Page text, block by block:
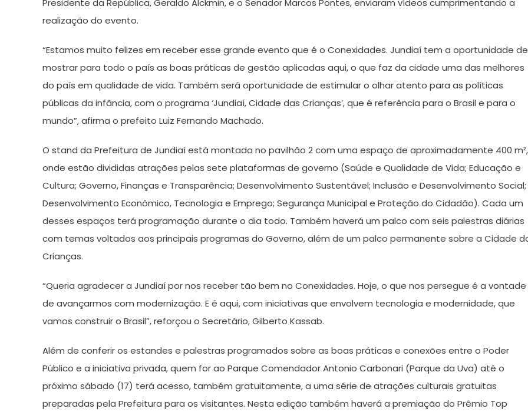
Presidente da República, Geraldo Alckmin, e o Senador Marcos Pontes, enviaram vídeos cumprimentando a
realização do evento.
“Estamos muito felizes em receber esse grande evento que é o Conexidades. Jundiaí tem a oportunidade de
mostrar para todo o país as boas práticas de gestão aplicadas aqui, o que faz da cidade uma das melhores
do país em qualidade de vida. Também será oportunidade de estimular o olhar atento para as políticas
públicas da infância, com o programa ‘Jundiaí, Cidade das Crianças’, que é referência para o Brasil e para o
mundo”, afirma o prefeito Luiz Fernando Machado.
O stand da Prefeitura de Jundiaí está montado no pavilhão 2 com uma espaço de aproximadamente 400 m²,
onde estão divididas atrações pelas sete plataformas de governo (Saúde e Qualidade de Vida; Educação e
Cultura; Governo, Finanças e Transparência; Desenvolvimento Sustentável; Inclusão e Desenvolvimento Social;
Desenvolvimento Econômico, Tecnologia e Emprego; Segurança Municipal e Proteção do Cidadão). Cada um
desses espaços terá programação durante o dia todo. Também haverá um palco com seis palestras diárias
com temas voltados aos principais programas do Governo, além de um palco permanente sobre a Cidade
Crianças.
“Queria agradecer a Jundiaí por nos receber tão bem no Conexidades. Hoje, o que nos persegue é a vontade
de avançarmos com modernização. E é aqui, com iniciativas que envolvem tecnologia e modernidade, que
vamos construir o Brasil”, reforçou o Secretário, Gilberto Kassab.
Além de conferir os estandes e palestras programados sobre as boas práticas e conexões entre o Poder
Público e a iniciativa privada, quem for ao Parque Comendador Antonio Carbonari (Parque da Uva) até o
próximo sábado (17) terá acesso, também gratuitamente, a uma série de atrações culturais gratuitas
preparadas pela Prefeitura para os visitantes. Nesta edição também haverá a premiação do Prêmio Top